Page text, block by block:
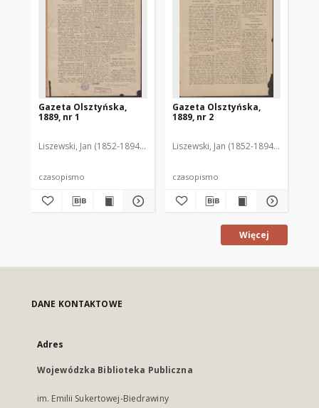
Gazeta Olsztyńska,
1889, nr 1
Liszewski, Jan (1852-1894). Red.
czasopismo
Gazeta Olsztyńska,
1889, nr 2
Liszewski, Jan (1852-1894). Red.
czasopismo
Więcej
DANE KONTAKTOWE
Adres
Wojewódzka Biblioteka Publiczna
im. Emilii Sukertowej-Biedrawiny